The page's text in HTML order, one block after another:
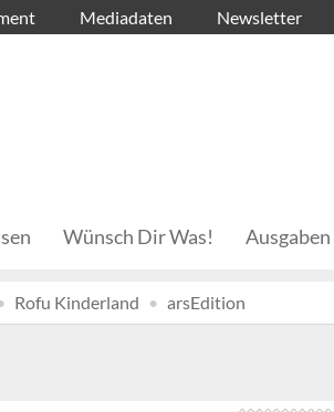
Mediadaten Newsletter
Wünsch Dir Was!
Rofu Kinderland arsEdition